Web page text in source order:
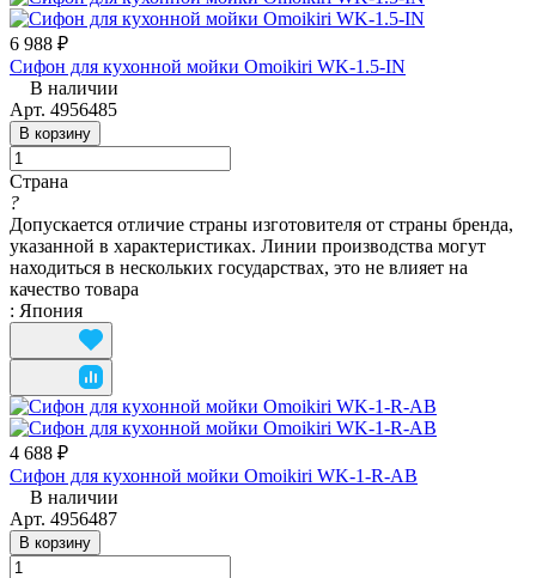
6 988 ₽
Сифон для кухонной мойки Omoikiri WK-1.5-IN
В наличии
Арт. 4956485
В корзину
Страна
?
Допускается отличие страны изготовителя от страны бренда,
указанной в характеристиках. Линии производства могут
находиться в нескольких государствах, это не влияет на
качество товара
: Япония
4 688 ₽
Сифон для кухонной мойки Omoikiri WK-1-R-AB
В наличии
Арт. 4956487
В корзину